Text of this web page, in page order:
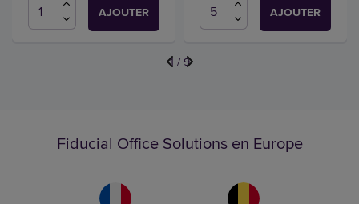
AJOUTER AJOUTER
1 / 9
Fiducial Office Solutions en Europe